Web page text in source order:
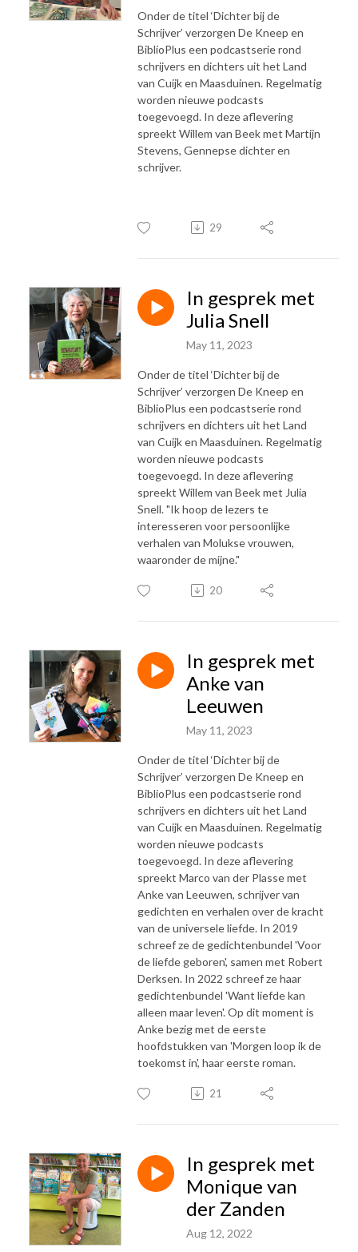
Onder de titel ‘Dichter bij de
Schrijver’ verzorgen De Kneep en
BiblioPlus een podcastserie rond
schrijvers en dichters uit het Land
van Cuijk en Maasduinen. Regelmatig
worden nieuwe podcasts
toegevoegd. In deze aflevering
spreekt Willem van Beek met Martijn
Stevens, Gennepse dichter en
schrijver.
29
In gesprek met
Julia Snell
May 11, 2023
Onder de titel ‘Dichter bij de
Schrijver’ verzorgen De Kneep en
BiblioPlus een podcastserie rond
schrijvers en dichters uit het Land
van Cuijk en Maasduinen. Regelmatig
worden nieuwe podcasts
toegevoegd. In deze aflevering
spreekt Willem van Beek met Julia
Snell. "Ik hoop de lezers te
interesseren voor persoonlijke
verhalen van Molukse vrouwen,
waaronder de mijne."
20
In gesprek met
Anke van
Leeuwen
May 11, 2023
Onder de titel ‘Dichter bij de
Schrijver’ verzorgen De Kneep en
BiblioPlus een podcastserie rond
schrijvers en dichters uit het Land
van Cuijk en Maasduinen. Regelmatig
worden nieuwe podcasts
toegevoegd. In deze aflevering
spreekt Marco van der Plasse met
Anke van Leeuwen, schrijver van
gedichten en verhalen over de kracht
van de universele liefde. In 2019
schreef ze de gedichtenbundel 'Voor
de liefde geboren', samen met Robert
Derksen. In 2022 schreef ze haar
gedichtenbundel 'Want liefde kan
alleen maar leven'. Op dit moment is
Anke bezig met de eerste
hoofdstukken van 'Morgen loop ik de
toekomst in', haar eerste roman.
21
In gesprek met
Monique van
der Zanden
Aug 12, 2022